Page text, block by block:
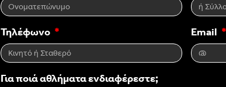
Τηλέφωνο Email
Για ποιά αθλήματα ενδιαφέρεστε;